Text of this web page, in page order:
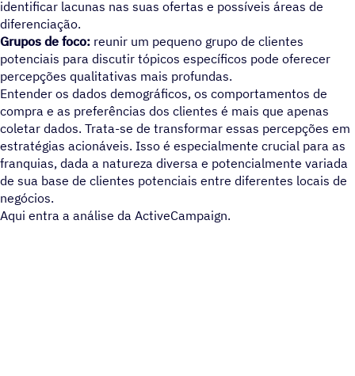
identificar lacunas nas suas ofertas e possíveis áreas de
diferenciação.
Grupos de foco: reunir um pequeno grupo de clientes
potenciais para discutir tópicos específicos pode oferecer
percepções qualitativas mais profundas.
Entender os dados demográficos, os comportamentos de
compra e as preferências dos clientes é mais que apenas
coletar dados. Trata-se de transformar essas percepções em
estratégias acionáveis. Isso é especialmente crucial para as
franquias, dada a natureza diversa e potencialmente variada
de sua base de clientes potenciais entre diferentes locais de
negócios.
Aqui entra a análise da ActiveCampaign.